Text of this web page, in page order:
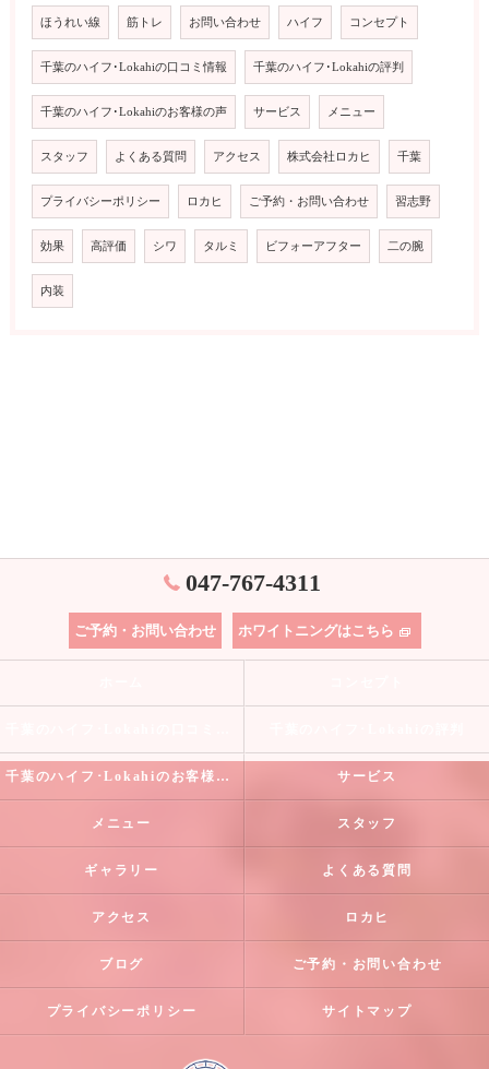
ほうれい線 筋トレ お問い合わせ ハイフ コンセプト
千葉のハイフ･Lokahiの口コミ情報 千葉のハイフ･Lokahiの評判
千葉のハイフ･Lokahiのお客様の声 サービス メニュー
スタッフ よくある質問 アクセス 株式会社ロカヒ 千葉
プライバシーポリシー ロカヒ ご予約・お問い合わせ 習志野
効果 高評価 シワ タルミ ビフォーアフター 二の腕
内装
047-767-4311
ご予約・お問い合わせ ホワイトニングはこちら
千葉のハイフ･Lokahiのお客様の声 サービス
メニュー スタッフ
ギャラリー よくある質問
アクセス ロカヒ
ブログ ご予約・お問い合わせ
プライバシーポリシー サイトマップ